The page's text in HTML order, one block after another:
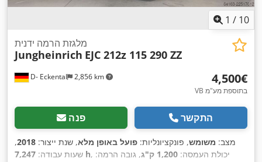
1 / 10
D- Eckental 2,856 km
מלגזת הרמה ידנית
Jungheinrich EJC 212z 115 290 ZZ
‏4,500 ‏€
VB בתוספת מע"מ
פנה התקשר
מצב: משומש, פונקציונליות: פועל באופן מלא, שנת ייצור: 2018
,
שעות עבודה: 7,247 h , יכולת העמסה: 1,200 ק"ג
, גובה הרמה: